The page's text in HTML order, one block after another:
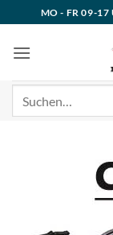
Inhalt
springen
MO - FR 09-17